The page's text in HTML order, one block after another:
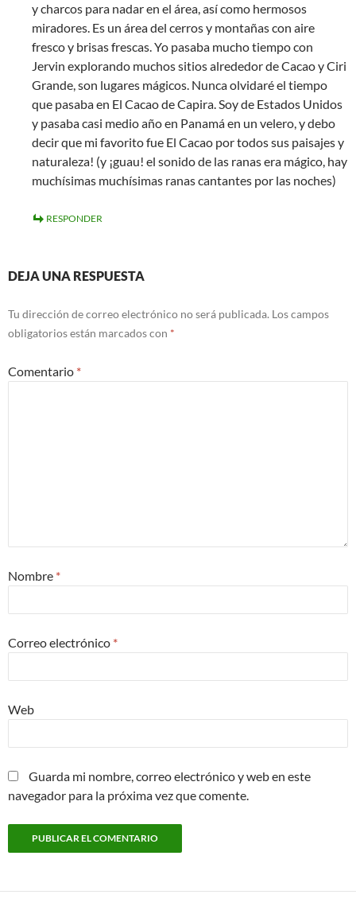
y charcos para nadar en el área, así­ como hermosos
miradores. Es un área del cerros y montañas con aire
fresco y brisas frescas. Yo pasaba mucho tiempo con
Jervin explorando muchos sitios alrededor de Cacao y Ciri
Grande, son lugares mágicos. Nunca olvidaré el tiempo
que pasaba en El Cacao de Capira. Soy de Estados Unidos
y pasaba casi medio año en Panamá en un velero, y debo
decir que mi favorito fue El Cacao por todos sus paisajes y
naturaleza! (y ¡guau! el sonido de las ranas era mágico, hay
muchísimas muchísimas ranas cantantes por las noches)
RESPONDER
DEJA UNA RESPUESTA
Tu dirección de correo electrónico no será publicada. Los campos
obligatorios están marcados con *
Comentario *
Nombre *
Correo electrónico *
Web
Guarda mi nombre, correo electrónico y web en este
navegador para la próxima vez que comente.